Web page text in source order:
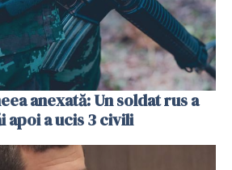
anexată: Un soldat rus a
apoi a ucis 3 civili